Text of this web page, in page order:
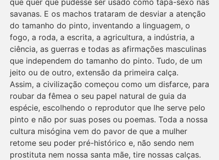
savanas. E os machos trataram de desviar a atenção
do tamanho do pinto, inventando a linguagem, o
fogo, a roda, a escrita, a agricultura, a indústria, a
ciência, as guerras e todas as afirmações masculinas
que independem do tamanho do pinto. Tudo, de um
jeito ou de outro, extensão da primeira calça.
Assim, a civilização começou como um disfarce, para
roubar da fêmea o seu papel natural de guia da
espécie, escolhendo o reprodutor que lhe serve pelo
pinto e não por suas poses ou poemas. Toda a nossa
cultura misógina vem do pavor de que a mulher
retome seu poder pré-histórico e, não sendo nem
prostituta nem nossa santa mãe, tire nossas calças.